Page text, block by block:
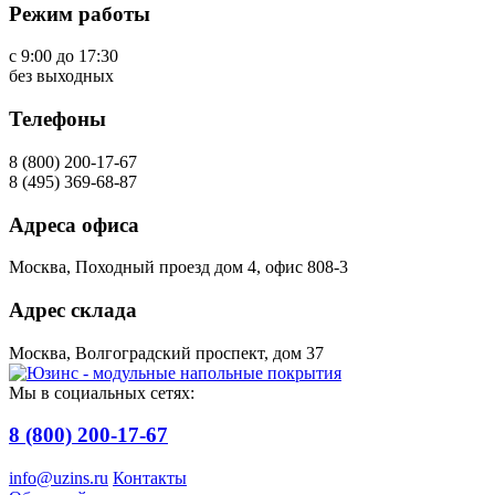
Режим работы
с 9:00 до 17:30
без выходных
Телефоны
8 (800) 200-17-67
8 (495) 369-68-87
Адреса офиса
Москва, Походный проезд дом 4, офис 808-3
Адрес склада
Москва, Волгоградский проспект, дом 37
Мы в социальных сетях:
8 (800) 200-17-67
info@uzins.ru Контакты